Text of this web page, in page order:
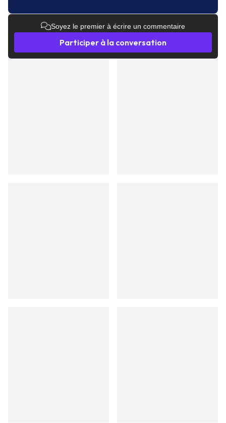
Soyez le premier à écrire un commentaire
Participer à la conversation